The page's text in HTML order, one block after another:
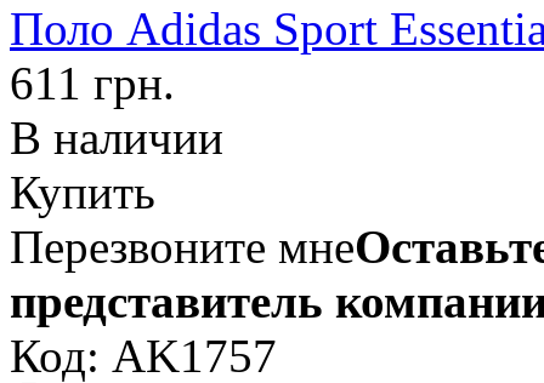
Поло Adidas Sport
611 грн.
В наличии
Купить
Перезвоните мне
представитель
Код: AK1757